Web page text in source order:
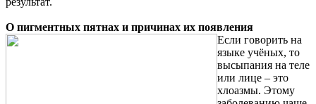
О пигментных пятнах и причинах их появления
Если говорить на
языке учёных, то
высыпания на теле
или лице – это
хлоазмы. Этому